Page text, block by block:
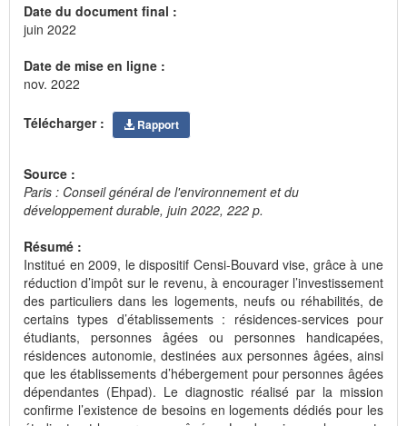
Date du document final :
juin 2022
Date de mise en ligne :
nov. 2022
Télécharger : Rapport
Source :
Paris : Conseil général de l'environnement et du
développement durable, juin 2022, 222 p.
Résumé :
Institué en 2009, le dispositif Censi-Bouvard vise, grâce à une
réduction d’impôt sur le revenu, à encourager l’investissement
des particuliers dans les logements, neufs ou réhabilités, de
certains types d’établissements : résidences-services pour
étudiants, personnes âgées ou personnes handicapées,
résidences autonomie, destinées aux personnes âgées, ainsi
que les établissements d’hébergement pour personnes âgées
dépendantes (Ehpad). Le diagnostic réalisé par la mission
confirme l’existence de besoins en logements dédiés pour les